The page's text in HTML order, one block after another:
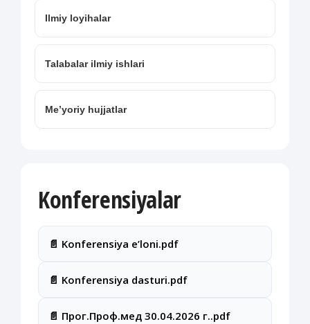
Ilmiy loyihalar
Talabalar ilmiy ishlari
Me’yoriy hujjatlar
Konferensiyalar
📄 Konferensiya e’loni.pdf
📄 Konferensiya dasturi.pdf
📄 Прог.Проф.мед 30.04.2026 г..pdf